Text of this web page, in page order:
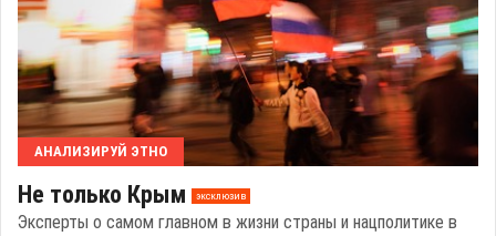
АНАЛИЗИРУЙ ЭТНО
Не только Крым эксклюзив
Эксперты о самом главном в жизни страны и нацполитике в